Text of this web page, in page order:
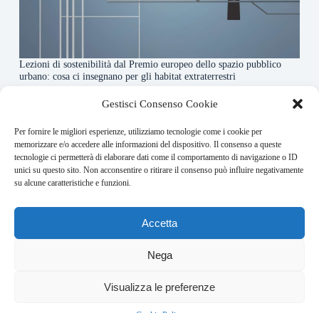
Gestisci Consenso Cookie
Per fornire le migliori esperienze, utilizziamo tecnologie come i cookie per
memorizzare e/o accedere alle informazioni del dispositivo. Il consenso a queste
tecnologie ci permetterà di elaborare dati come il comportamento di navigazione o ID
unici su questo sito. Non acconsentire o ritirare il consenso può influire negativamente
su alcune caratteristiche e funzioni.
Accetta
Nega
Visualizza le preferenze
Lezioni di sostenibilità dal Premio europeo dello spazio pubblico
urbano: cosa ci insegnano per gli habitat extraterrestri
About this website
Orbitare ogni giorno trova per te le notizie più rilevanti in
ambito space economy.
Address:
VIA USODIMARE 3 - 37138 - VERONA (VR)
redazione@bullet-network.com
bullet-network.com